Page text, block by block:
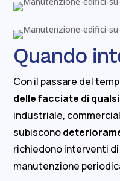
Quando
Con il passare del
delle facciate di
industriale,
subiscono
richiedono interventi
manutenzione